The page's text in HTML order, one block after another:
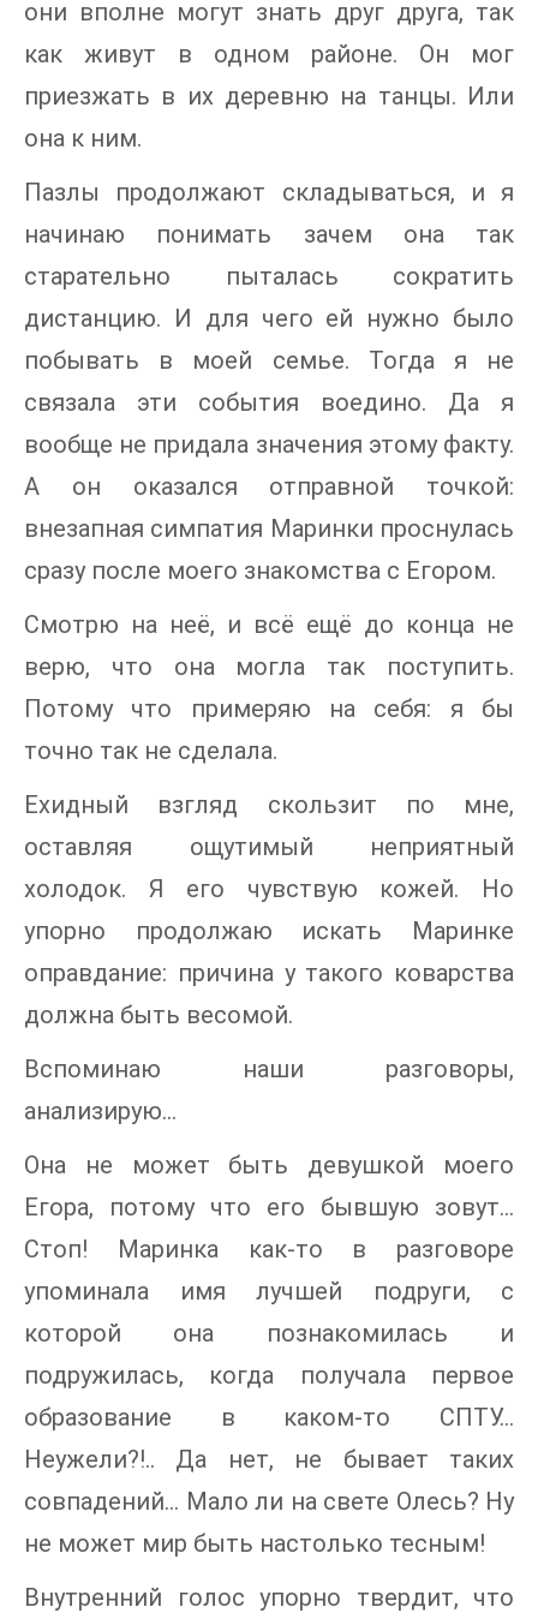
они вполне могут знать друг друга, так
как живут в одном районе. Он мог
приезжать в их деревню на танцы. Или
она к ним.
Пазлы продолжают складываться, и я
начинаю понимать зачем она так
старательно пыталась сократить
дистанцию. И для чего ей нужно было
побывать в моей семье. Тогда я не
связала эти события воедино. Да я
вообще не придала значения этому факту.
А он оказался отправной точкой:
внезапная симпатия Маринки проснулась
сразу после моего знакомства с Егором.
Смотрю на неё, и всё ещё до конца не
верю, что она могла так поступить.
Потому что примеряю на себя: я бы
точно так не сделала.
Ехидный взгляд скользит по мне,
оставляя ощутимый неприятный
холодок. Я его чувствую кожей. Но
упорно продолжаю искать Маринке
оправдание: причина у такого коварства
должна быть весомой.
Вспоминаю наши разговоры,
анализирую…
Она не может быть девушкой моего
Егора, потому что его бывшую зовут…
Стоп! Маринка как-то в разговоре
упоминала имя лучшей подруги, с
которой она познакомилась и
подружилась, когда получала первое
образование в каком-то СПТУ…
Неужели?!.. Да нет, не бывает таких
совпадений… Мало ли на свете Олесь? Ну
не может мир быть настолько тесным!
Внутренний голос упорно твердит, что